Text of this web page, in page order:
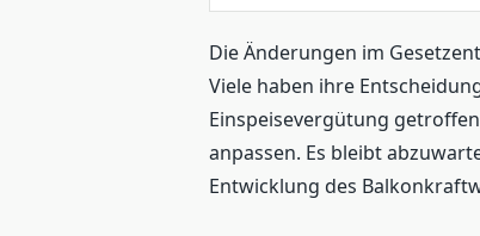
Die Änderungen im
Viele haben ihre
Einspeisevergütung
anpassen. Es bleibt
Entwicklung des